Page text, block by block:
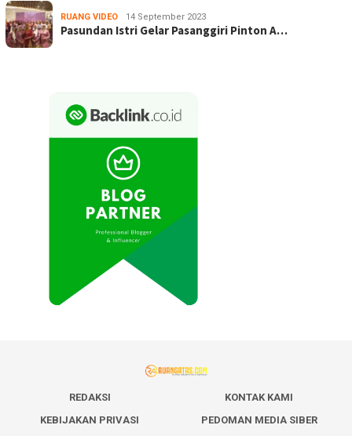
RUANG VIDEO 14 September 2023
Pasundan Istri Gelar Pasanggiri Pinton A…
REDAKSI
KONTAK KAMI
KEBIJAKAN PRIVASI
PEDOMAN MEDIA SIBER